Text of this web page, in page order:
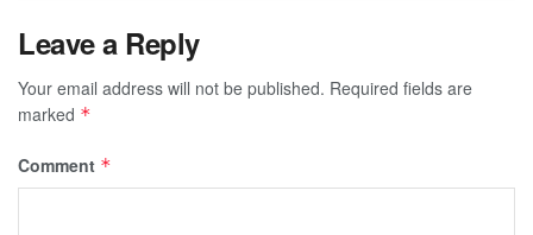
Leave a Reply
Your email address will not be published. Required fields are
marked *
Comment *